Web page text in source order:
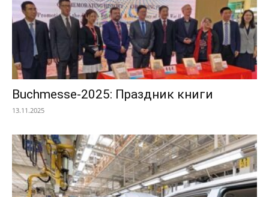
Buchmesse-2025: Праздник книги
13.11.2025